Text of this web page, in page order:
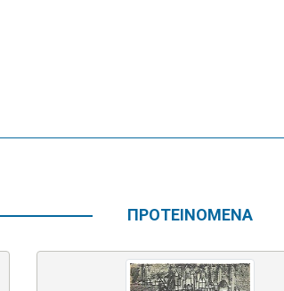
ΠΡΟΤΕΙΝΟΜΕΝΑ